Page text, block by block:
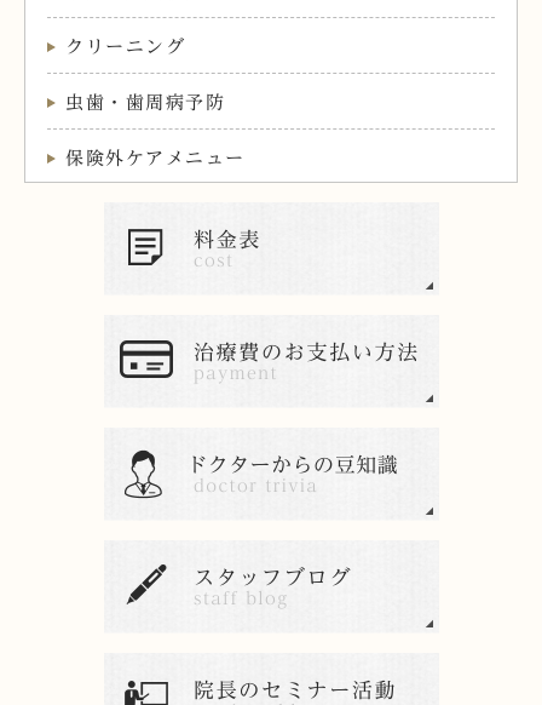
クリーニング
虫歯・歯周病予防
保険外ケアメニュー